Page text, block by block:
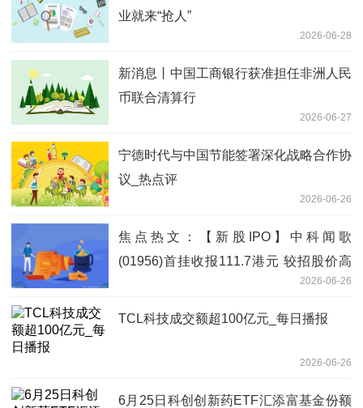
业就来“抢人”
2026-06-28
新消息丨中国工商银行获准担任非洲人民
币联合清算行
2026-06-27
宁德时代与中国节能签署深化战略合作协
议_热点评
2026-06-26
焦点热文：【新股IPO】中科闻歌
(01956)首挂收报111.7港元 较招股价高
2026-06-26
TCL科技成交额超100亿元_每日播报
2026-06-26
6月25日科创创新药ETF汇添富基金份额